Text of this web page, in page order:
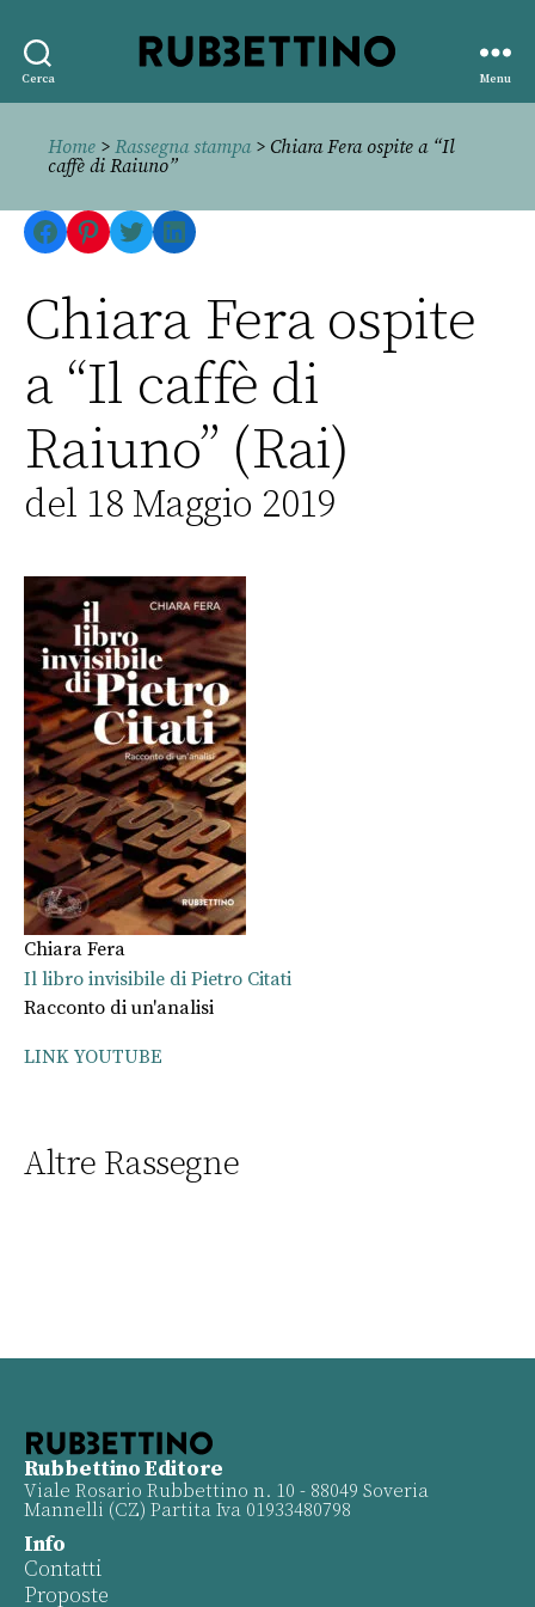
Cerca
editore
Menu
Home > Rassegna stampa> Chiara Fera ospite a “Il
caffè di Raiuno”
Facebook
Pinterest
TwitterLinkedIn
Chiara Fera ospite
a “Il caffè di
Raiuno” (Rai)
del 18 Maggio 2019
Chiara Fera
Il libro invisibile di Pietro Citati
Racconto di un'analisi
LINK YOUTUBE
Altre Rassegne
Rubbettino Editore
Viale Rosario Rubbettino n. 10 - 88049 Soveria
Mannelli (CZ) Partita Iva 01933480798
Info
Contatti
Proposte